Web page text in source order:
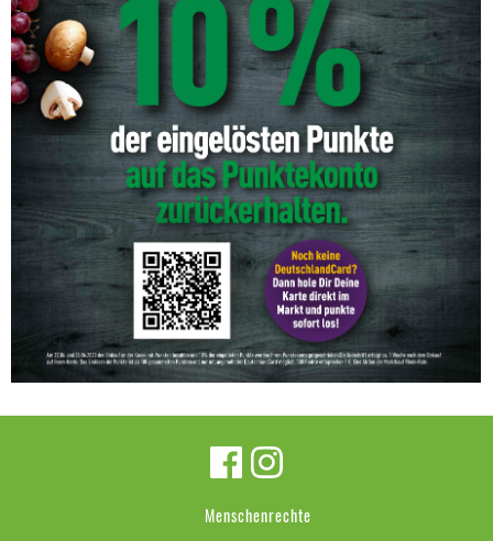
Menschenrechte